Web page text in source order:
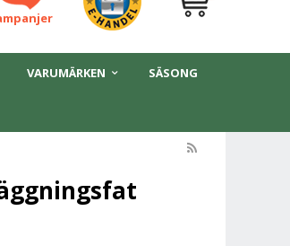
VARUMÄRKEN SÄSONG